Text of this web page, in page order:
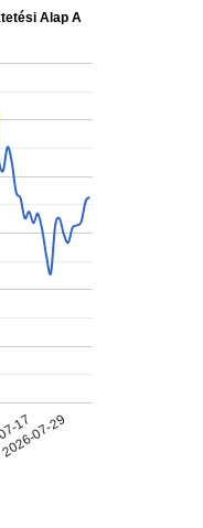
Alap A
17
2026-07-29